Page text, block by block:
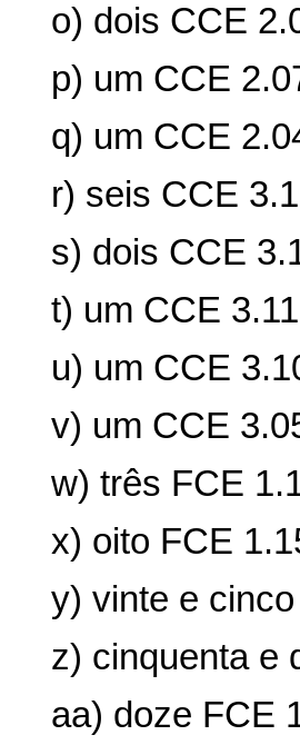
o) dois CCE
p) um CCE
q) um CCE
r) seis CCE
s) dois CCE
t) um CCE
u) um CCE
v) um CCE
w) três FCE
x) oito FCE
y) vinte e
z) cinquenta e
aa) doze FCE